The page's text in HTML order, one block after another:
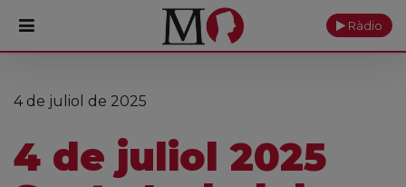
PORTADA
Ràdio
4 de juliol de 2025
4 de juliol 2025